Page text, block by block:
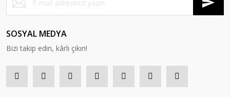
SOSYAL MEDYA
Bizi takip edin, kârlı çıkın!